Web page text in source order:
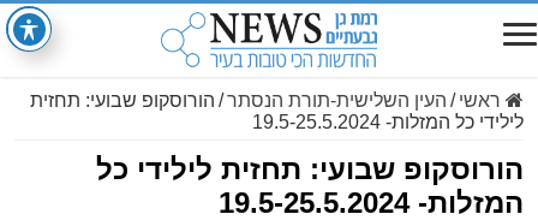
ראשי / העין השלישית-תורת הנסתר/ הורוסקופ שבועי: תחזית
לילידי כל המזלות- 19.5-25.5.2024
הורוסקופ שבועי: תחזית לילידי כל
המזלות- 19.5-25.5.2024